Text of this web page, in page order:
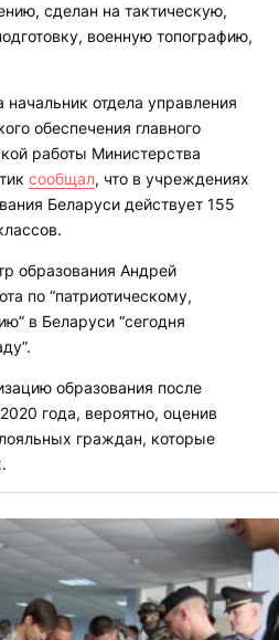
сделан на тактическую,
военную топографию,
отдела управления
обеспечения главного
работы Министерства
сообщал, что в учреждениях
Беларуси действует 155
образования Андрей
по “патриотическому,
в Беларуси “сегодня
образования после
года, вероятно, оценив
граждан, которые